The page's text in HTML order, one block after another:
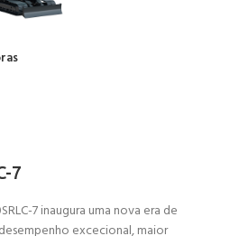
7
7 inaugura uma nova era de
excecional, maior